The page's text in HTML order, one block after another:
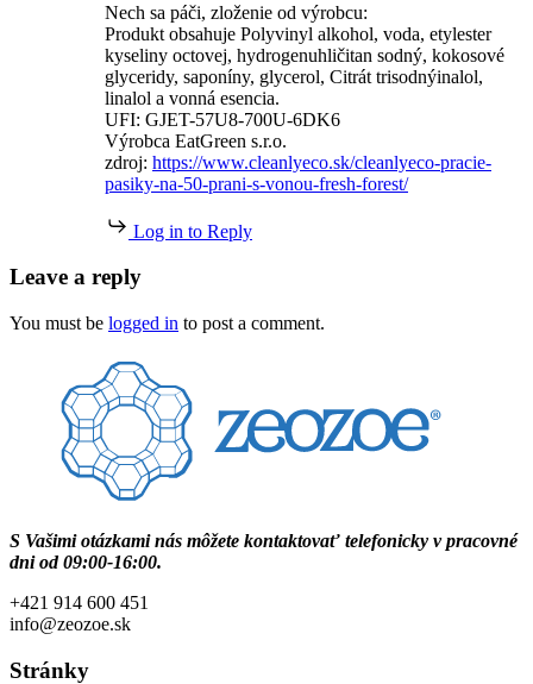
Nech sa páči, zloženie od výrobcu:
Produkt obsahuje Polyvinyl alkohol, voda, etylester
kyseliny octovej, hydrogenuhličitan sodný, kokosové
glyceridy, saponíny, glycerol, Citrát trisodnýinalol,
linalol a vonná esencia.
UFI: GJET-57U8-700U-6DK6
Výrobca EatGreen s.r.o.
zdroj: https://www.cleanlyeco.sk/cleanlyeco-pracie-
pasiky-na-50-prani-s-vonou-fresh-forest/
Log in to Reply
Leave a reply
You must be logged in to post a comment.
S Vašimi otázkami nás môžete kontaktovať telefonicky v pracovné
dni od 09:00-16:00.
+421 914 600 451
info@zeozoe.sk
Stránky